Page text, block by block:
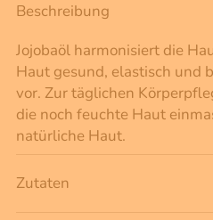
Beschreibung
Jojobaöl harmonisiert die
Haut gesund, elastisch und
vor. Zur täglichen
die noch feuchte Haut
natürliche Haut.
Zutaten